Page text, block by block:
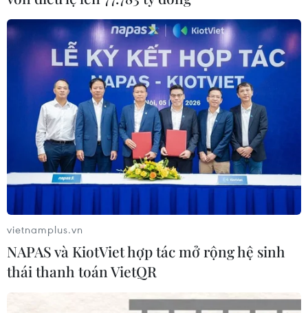
vietnamplus.vn
NAPAS và KiotViet hợp tác mở rộng hệ sinh
thái thanh toán VietQR